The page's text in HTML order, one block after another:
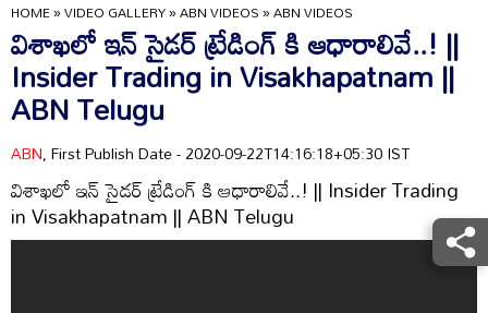
HOME»VIDEO GALLERY»ABN VIDEOS»ABN VIDEOS
విశాఖలో ఇన్ సైడర్ ట్రేడింగ్ కి ఆధారాలివే..! ||
Insider Trading in Visakhapatnam ||
ABN Telugu
ABN, First Publish Date - 2020-09-22T14:16:18+05:30 IST
విశాఖలో ఇన్ సైడర్ ట్రేడింగ్ కి ఆధారాలివే..! || Insider Trading
in Visakhapatnam || ABN Telugu